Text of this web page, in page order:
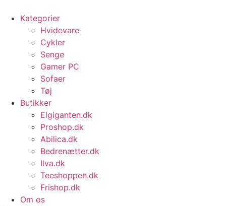
Kategorier
Hvidevare
Cykler
Senge
Gamer PC
Sofaer
Tøj
Butikker
Elgiganten.dk
Proshop.dk
Abilica.dk
Bedrenætter.dk
Ilva.dk
Teeshoppen.dk
Frishop.dk
Om os